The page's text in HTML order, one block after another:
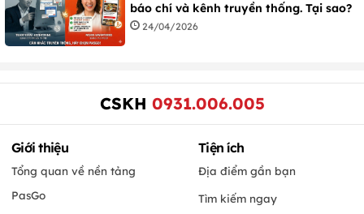
báo chí và kênh truyền thống. Tại sao?
24/04/2026
CSKH 0931.006.005
Giới thiệu
Tổng quan về nền tảng
PasGo
Tiện ích
Địa điểm gần bạn
Tìm kiếm ngay